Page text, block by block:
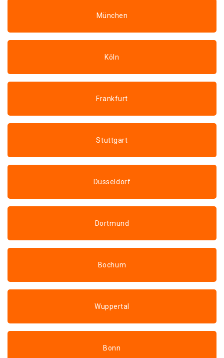
München
Köln
Frankfurt
Stuttgart
Düsseldorf
Dortmund
Bochum
Wuppertal
Bonn